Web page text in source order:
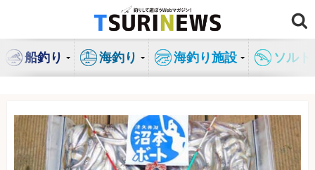
ン
船釣り 海釣り 海釣り施設 ソル